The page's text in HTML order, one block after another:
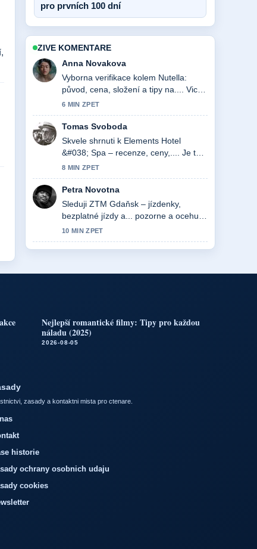
pro prvních 100 dní
ZIVE KOMENTARE
Anna Novakova
Vyborna verifikace kolem Nutella:
původ, cena, složení a tipy na.... Vic
redakci by melo psat timto stylem.
6 MIN ZPET
Tomas Svoboda
Skvele shrnuti k Elements Hotel
&#038; Spa – recenze, ceny,.... Je to
nejprehlednejsi souhrn, ktery jsem
dnes videl.
8 MIN ZPET
Petra Novotna
Sleduji ZTM Gdaňsk – jízdenky,
bezplatné jízdy a... pozorne a ocehuji
vyvazeny ton.
10 MIN ZPET
Nejlepší romantické filmy: Tipy pro každou
náladu (2025)
2026-08-05
zasady a kontaktni mista pro ctenare.
historie
ochrany osobnich udaju
cookies